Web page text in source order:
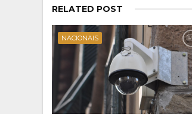
RELATED POST
NACIONAIS